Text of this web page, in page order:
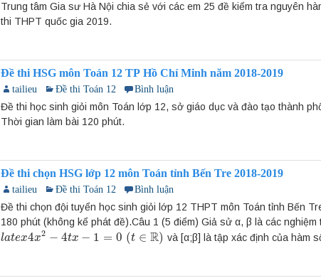
Trung tâm Gia sư Hà Nội chia sẻ với các em 25 đề kiểm tra nguyên
thi THPT quốc gia 2019.
Đề thi HSG môn Toán 12 TP Hồ Chí Minh năm 2018-2019
tailieu Đề thi Toán 12 Bình luận
Đề thi học sinh giỏi môn Toán lớp 12, sở giáo dục và đào tạo thành
Thời gian làm bài 120 phút.
Đề thi chọn HSG lớp 12 môn Toán tỉnh Bến Tre 2018-2019
tailieu Đề thi Toán 12 Bình luận
Đề thi chọn đội tuyển học sinh giỏi lớp 12 THPT môn Toán tỉnh Bến
180 phút (không kể phát đề).Câu 1 (5 điểm) Giả sử α, β là các
latex4x2 − 4tx − 1 = 0 (t ∈ R)
latex4x2−4 tx −1=0 (t∈R ) và [α;β] là tập xác định của hàm